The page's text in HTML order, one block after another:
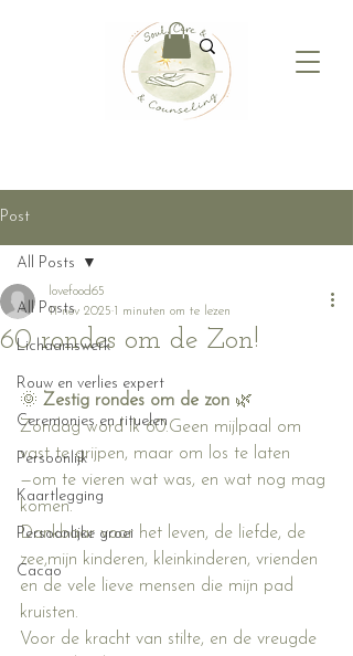
Post
All Posts
Lichaamswerk
Rouw en verlies expert
Ceremonies en rituelen
Persoonlijk
Kaartlegging
Persoonlijke groei
Cacao
All Posts
60 rondes om de Zon!
lovefood65
11 nov 2025 1 minuten om te lezen
🌞 Zestig rondes om de zon 🌿
Zondag word ik 60.Geen mijlpaal om
vast te grijpen, maar om los te laten
—om te vieren wat was, en wat nog mag
komen.
Dankbaar voor het leven, de liefde, de
zee,mijn kinderen, kleinkinderen, vrienden
en de vele lieve mensen die mijn pad
kruisten.
Voor de kracht van stilte, en de vreugde